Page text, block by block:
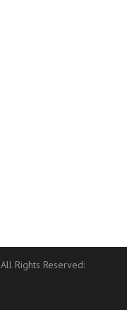
All Rights Reserved: